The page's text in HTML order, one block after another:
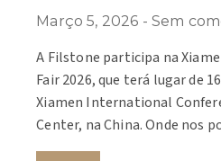
Março 5, 2026 Sem
A Filstone participa na
Fair 2026, que terá lugar de
Xiamen International
Center, na China. Onde nos